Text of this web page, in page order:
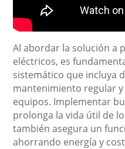
Al abordar la solución a
eléctricos, es
sistemático que incluya
mantenimiento regular y
equipos. Implementar
prolonga la vida útil de
también asegura un
ahorrando energía y